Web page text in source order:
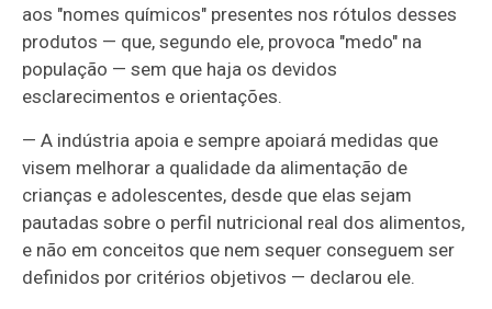
aos "nomes químicos" presentes nos rótulos desses
produtos — que, segundo ele, provoca "medo" na
população — sem que haja os devidos
esclarecimentos e orientações.
— A indústria apoia e sempre apoiará medidas que
visem melhorar a qualidade da alimentação de
crianças e adolescentes, desde que elas sejam
pautadas sobre o perfil nutricional real dos alimentos,
e não em conceitos que nem sequer conseguem ser
definidos por critérios objetivos — declarou ele.